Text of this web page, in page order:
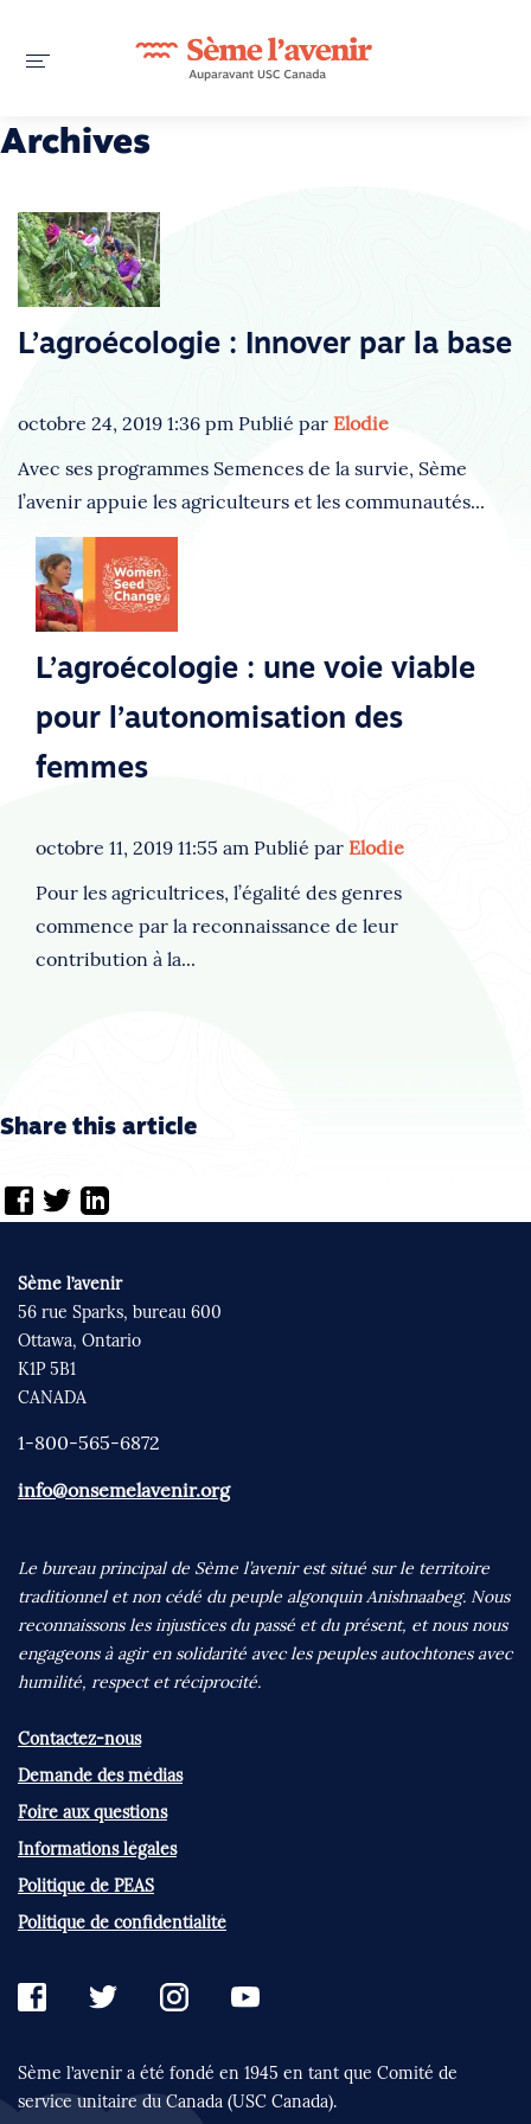
Archives
L’agroécologie : Innover par la base
octobre 24, 2019 1:36 pm Publié par Elodie
Avec ses programmes Semences de la survie, Sème
l’avenir appuie les agriculteurs et les communautés...
L’agroécologie : une voie viable
pour l’autonomisation des
femmes
octobre 11, 2019 11:55 am Publié par Elodie
Pour les agricultrices, l’égalité des genres
commence par la reconnaissance de leur
contribution à la...
Share this article
Sème l’avenir
56 rue Sparks, bureau 600
Ottawa, Ontario
K1P 5B1
CANADA
1-800-565-6872
info@onsemelavenir.org
Le bureau principal de Sème l’avenir est situé sur le territoire
traditionnel et non cédé du peuple algonquin Anishnaabeg. Nous
reconnaissons les injustices du passé et du présent, et nous nous
engageons à agir en solidarité avec les peuples autochtones avec
humilité, respect et réciprocité.
Contactez-nous
Demande des médias
Foire aux questions
Informations légales
Politique de PEAS
Politique de confidentialité
Sème l’avenir a été fondé en 1945 en tant que Comité de
service unitaire du Canada (USC Canada).